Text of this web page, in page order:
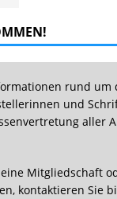
rund um
und
aller
Mitgliedschaft
kontaktieren Sie